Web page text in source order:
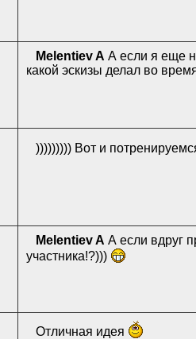
Melentiev A А если я еще
какой эскизы делал во
))))))))) Вот и
Melentiev A А если вдруг
участника!?)))
Отличная идея